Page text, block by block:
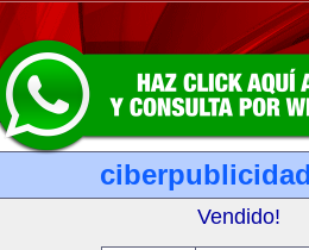
Vendido!